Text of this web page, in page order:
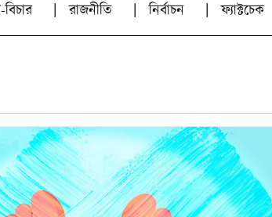
রাজনীতি নির্বাচন ফ্যাক্টচেক